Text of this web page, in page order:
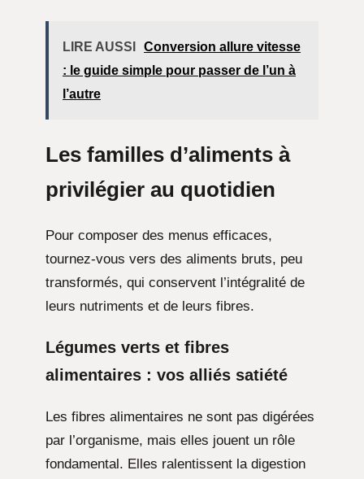
LIRE AUSSI
Conversion allure vitesse
: le guide simple pour passer de l’un à
l’autre
Les familles d’aliments à
privilégier au quotidien
Pour composer des menus efficaces,
tournez-vous vers des aliments bruts, peu
transformés, qui conservent l’intégralité de
leurs nutriments et de leurs fibres.
Légumes verts et fibres
alimentaires : vos alliés satiété
Les fibres alimentaires ne sont pas digérées
par l’organisme, mais elles jouent un rôle
fondamental. Elles ralentissent la digestion